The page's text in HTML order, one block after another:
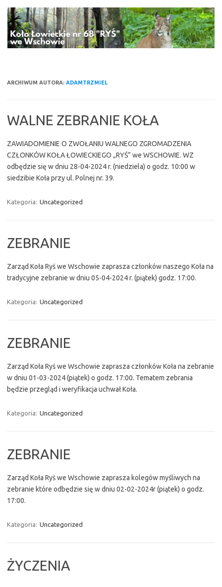
treści
ARCHIWUM AUTORA: ADAMTRZMIEL
WALNE ZEBRANIE KOŁA
ZAWIADOMIENIE O ZWOŁANIU WALNEGO ZGROMADZENIA
CZŁONKÓW KOŁA ŁOWIECKIEGO „RYŚ” we WSCHOWIE. WZ
odbędzie się w dniu 28-04-2024 r. (niedziela) o godz. 10:00 w
siedzibie Koła przy ul. Polnej nr. 39.
Kategoria: Uncategorized
ZEBRANIE
Zarząd Koła Ryś we Wschowie zaprasza członków naszego Koła na
tradycyjne zebranie w dniu 05-04-2024 r. (piątek) godz. 17:00.
Kategoria: Uncategorized
ZEBRANIE
Zarząd Koła Ryś we Wschowie zaprasza członków Koła na zebranie
w dniu 01-03-2024 (piątek) o godz. 17:00. Tematem zebrania
będzie przegląd i weryfikacja uchwał Koła.
Kategoria: Uncategorized
ZEBRANIE
Zarząd Koła Ryś we Wschowie zaprasza kolegów myśliwych na
zebranie które odbędzie się w dniu 02-02-2024r (piątek) o godz.
17:00.
Kategoria: Uncategorized
ŻYCZENIA